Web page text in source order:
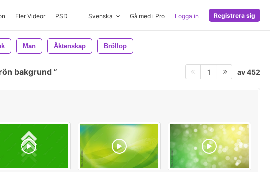
Fler Videor PSD Svenska Gå med i Pro Logga in Registrera sig
Man Äktenskap Bröllop
bakgrund 1 av 452